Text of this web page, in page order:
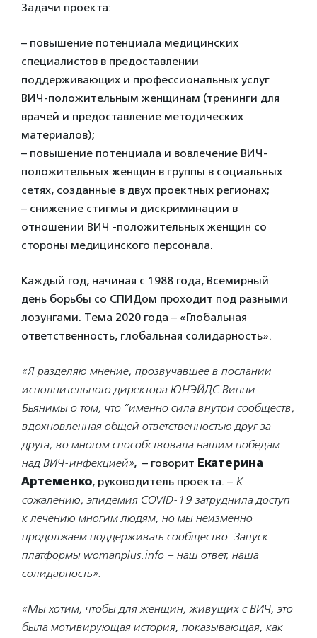
Задачи проекта:
– повышение потенциала медицинских
специалистов в предоставлении
поддерживающих и профессиональных услуг
ВИЧ-положительным женщинам (тренинги для
врачей и предоставление методических
материалов);
– повышение потенциала и вовлечение ВИЧ-
положительных женщин в группы в социальных
сетях, созданные в двух проектных регионах;
– снижение стигмы и дискриминации в
отношении ВИЧ -положительных женщин со
стороны медицинского персонала.
Каждый год, начиная с 1988 года, Всемирный
день борьбы со СПИДом проходит под разными
лозунгами. Тема 2020 года – «Глобальная
ответственность, глобальная солидарность».
«Я разделяю мнение, прозвучавшее в послании
исполнительного директора ЮНЭЙДС Винни
Бьянимы о том, что “именно сила внутри сообществ,
вдохновленная общей ответственностью друг за
друга, во многом способствовала нашим победам
над ВИЧ-инфекцией», – говорит Екатерина
Артеменко, руководитель проекта. – К
сожалению, эпидемия COVID-19 затруднила доступ
к лечению многим людям, но мы неизменно
продолжаем поддерживать сообщество. Запуск
платформы womanplus.info – наш ответ, наша
солидарность».
«Мы хотим, чтобы для женщин, живущих с ВИЧ, это
была мотивирующая история, показывающая, как